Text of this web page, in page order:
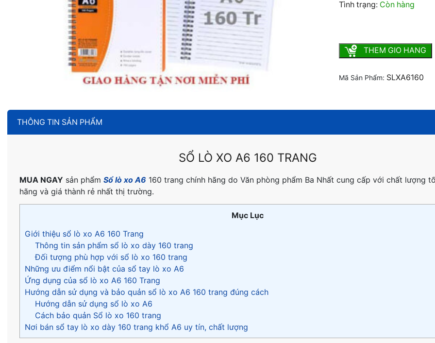
Tình trạng: Còn hàng
THEM GIO HANG
Mã Sản Phẩm: SLXA6160
THÔNG TIN SẢN PHẨM
SỔ LÒ XO A6 160 TRANG
MUA NGAY sản phẩm Sổ lò xo A6160 trang chính hãng do Văn phòng phẩm Ba Nhất cung cấp với chất lượng
hãng và giá thành rẻ nhất thị trường.
Mục Lục
Giới thiệu sổ lò xo A6 160 Trang
Thông tin sản phẩm sổ lò xo dày 160 trang
Đối tượng phù hợp với sổ lò xo 160 trang
Những ưu điểm nổi bật của sổ tay lò xo A6
Ứng dụng của sổ lò xo A6 160 Trang
Hướng dẫn sử dụng và bảo quản sổ lò xo A6 160 trang đúng cách
Hướng dẫn sử dụng sổ lò xo A6
Cách bảo quản Sổ lò xo 160 trang
Nơi bán sổ tay lò xo dày 160 trang khổ A6 uy tín, chất lượng